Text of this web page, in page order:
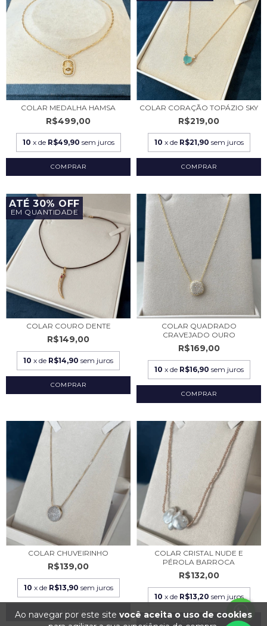
Ao navegar por este site você aceita o uso de cookies
COLAR MEDALHA HAMSA
R$499,00
10 x de R$49,90 sem juros
COLAR CORAÇÃO TOPÁZIO SKY
R$219,00
10 x de R$21,90 sem juros
ATÉ 30% OFF
EM QUANTIDADE
COLAR COURO DENTE
R$149,00
10 x de R$14,90 sem juros
COLAR QUADRADO
CRAVEJADO OURO
R$169,00
10 x de R$16,90 sem juros
COLAR CHUVEIRINHO
R$139,00
10 x de R$13,90 sem juros
COLAR CRISTAL NUDE E
PÉROLA BARROCA
R$132,00
10 x de R$13,20 sem juros